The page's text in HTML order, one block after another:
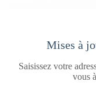
Mises à
Saisissez votre
vous